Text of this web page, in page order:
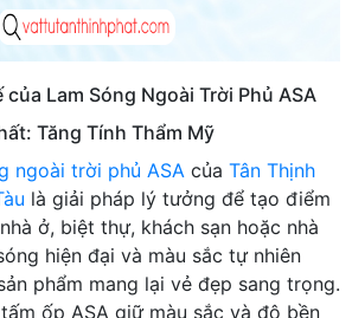
Lam Sóng Ngoài Trời Phủ ASA
Tăng Tính Thẩm Mỹ
ngoài trời phủ ASA của Tân Thịnh
là giải pháp lý tưởng để tạo điểm
ở, biệt thự, khách sạn hoặc nhà
hiện đại và màu sắc tự nhiên
phẩm mang lại vẻ đẹp sang trọng.
ốp ASA giữ màu sắc và độ bền